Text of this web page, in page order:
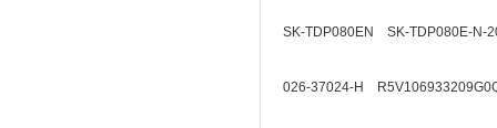
SK-TDP080EN SK-TDP080E-N-
026-37024-H